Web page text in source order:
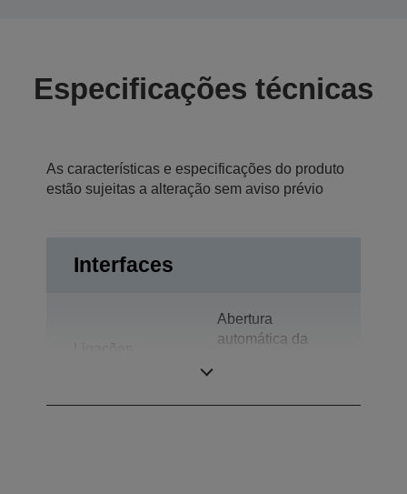
Especificações técnicas
As características e especificações do produto
estão sujeitas a alteração sem aviso prévio
Interfaces
Abertura
automática da